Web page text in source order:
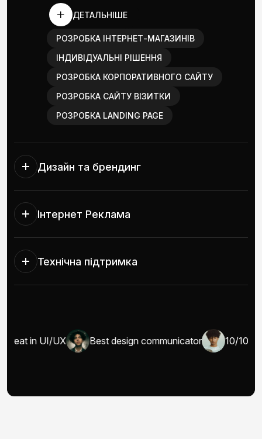
ДЕТАЛЬНІШЕ
РОЗРОБКА ІНТЕРНЕТ-МАГАЗИНІВ
ІНДИВІДУАЛЬНІ РІШЕННЯ
РОЗРОБКА КОРПОРАТИВНОГО САЙТУ
РОЗРОБКА САЙТУ ВІЗИТКИ
РОЗРОБКА LANDING PAGE
Дизайн та брендинг
Інтернет Реклама
Технічна підтримка
in UI/UX Best design communicator 10/10